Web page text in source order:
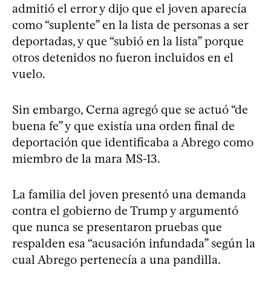
admitió el error y dijo que el joven aparecía
como “suplente” en la lista de personas a ser
deportadas, y que “subió en la lista” porque
otros detenidos no fueron incluidos en el
vuelo.
Sin embargo, Cerna agregó que se actuó “de
buena fe” y que existía una orden final de
deportación que identificaba a Abrego como
miembro de la mara MS-13.
La familia del joven presentó una demanda
contra el gobierno de Trump y argumentó
que nunca se presentaron pruebas que
respalden esa “acusación infundada” según la
cual Abrego pertenecía a una pandilla.